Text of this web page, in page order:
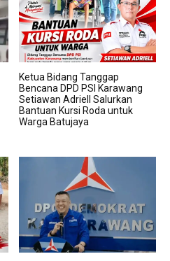
Ketua Bidang Tanggap
Bencana DPD PSI Karawang
Setiawan Adriell Salurkan
Bantuan Kursi Roda untuk
Warga Batujaya